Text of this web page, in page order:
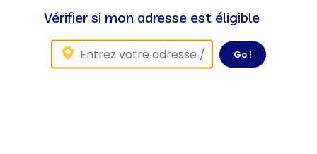
Vérifier si mon adresse est éligible